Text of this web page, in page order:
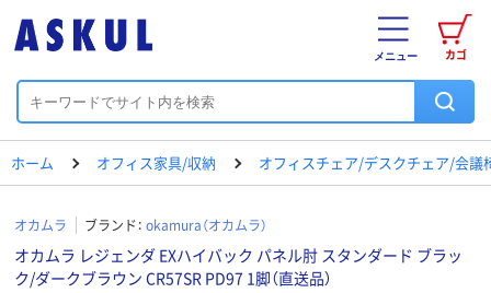
カゴ
メニュー
ホーム オフィス家具/収納 オフィスチェア/デスクチェア/会議
オカムラ ブランド： okamura（オカムラ）
オカムラ レジェンダ EXハイバック パネル肘 スタンダード ブラッ
ク/ダークブラウン CR57SR PD97 1脚（直送品）